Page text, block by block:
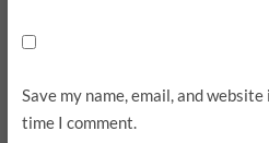
Save my name, email, and
time I comment.